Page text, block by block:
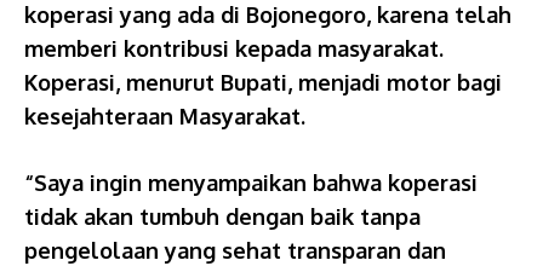
koperasi yang ada di Bojonegoro, karena telah
memberi kontribusi kepada masyarakat.
Koperasi, menurut Bupati, menjadi motor bagi
kesejahteraan Masyarakat.
“Saya ingin menyampaikan bahwa koperasi
tidak akan tumbuh dengan baik tanpa
pengelolaan yang sehat transparan dan